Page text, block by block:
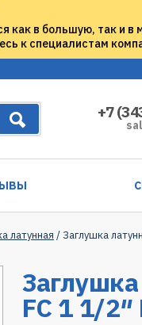
как в большую, так и в
к специалистам
+7
латунная / Заглушка
FC 1 1/